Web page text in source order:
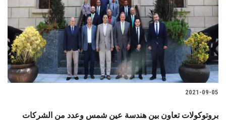
2021-09-05
بروتوكولات تعاون بين هندسة عين شمس وعدد من الشركات